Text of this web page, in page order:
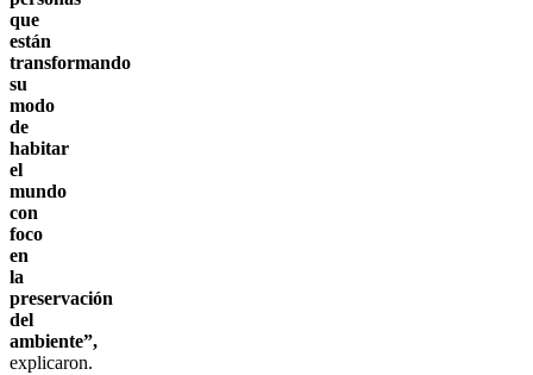
que
están
transformando
su
modo
de
habitar
el
mundo
con
foco
en
la
preservación
del
ambiente”,
explicaron.